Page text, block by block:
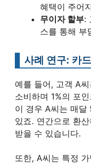
혜택이 주어
무이자 할부:
스를 통해 부
사례 연구: 카
예를 들어, 고객 A
소비하며 1%의 포
이 경우 A씨는 매
있죠. 연간으로 환
받을 수 있습니다.
또한, A씨는 특정